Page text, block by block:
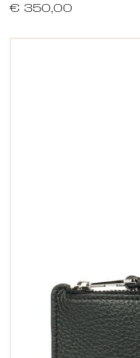
€ 350,00